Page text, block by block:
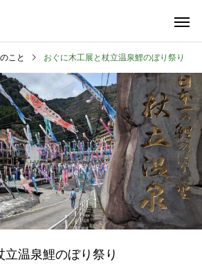
震
お知らせ
お盆期間中のご相談に
て
こと おぐに木工展と杖立温泉鯉のぼり祭り
立温泉鯉のぼり祭り